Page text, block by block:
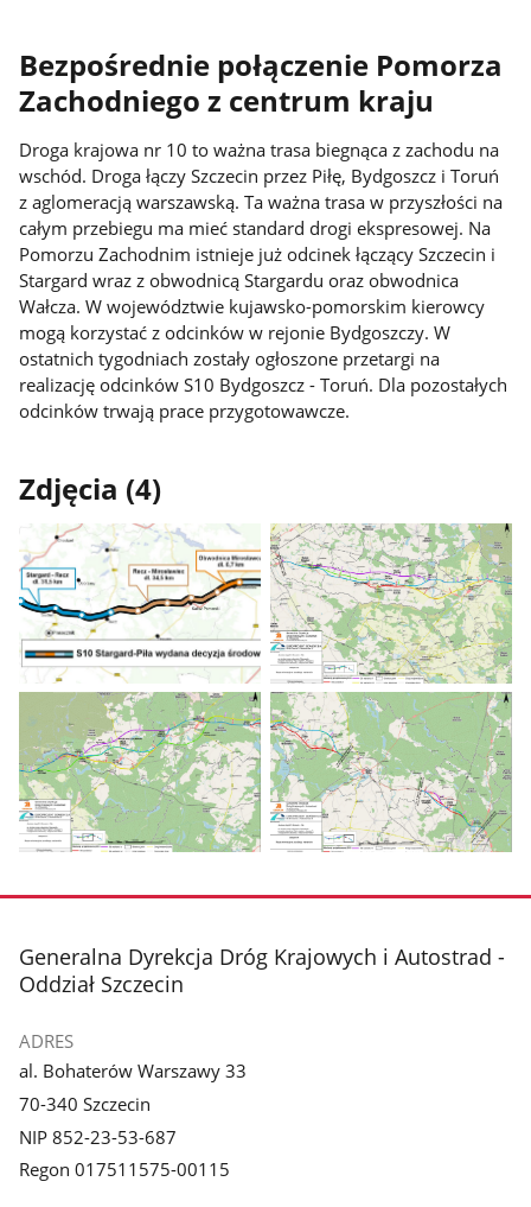
Bezpośrednie połączenie Pomorza
Zachodniego z centrum kraju
Droga krajowa nr 10 to ważna trasa biegnąca z zachodu na
wschód. Droga łączy Szczecin przez Piłę, Bydgoszcz i Toruń
z aglomeracją warszawską. Ta ważna trasa w przyszłości na
całym przebiegu ma mieć standard drogi ekspresowej. Na
Pomorzu Zachodnim istnieje już odcinek łączący Szczecin i
Stargard wraz z obwodnicą Stargardu oraz obwodnica
Wałcza. W województwie kujawsko-pomorskim kierowcy
mogą korzystać z odcinków w rejonie Bydgoszczy. W
ostatnich tygodniach zostały ogłoszone przetargi na
realizację odcinków S10 Bydgoszcz - Toruń. Dla pozostałych
odcinków trwają prace przygotowawcze.
Zdjęcia (4)
Pokaż
zdjęcie
1
z
galerii.
Pokaż
zdjęcie
2
z
galerii.
zdjęcie
galerii.
zdjęcie
galerii.
stopka
Generalna Dyrekcja Dróg Krajowych i Autostrad -
Oddział Szczecin
ADRES
al. Bohaterów Warszawy 33
70-340 Szczecin
NIP 852-23-53-687
Regon 017511575-00115